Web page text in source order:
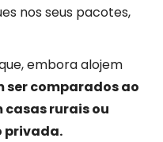
nos seus pacotes,
embora alojem
ser comparados ao
rurais ou
privada.